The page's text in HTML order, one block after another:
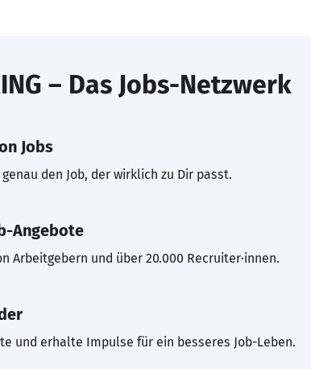
– Das Jobs-Netzwerk
Jobs
den Job, der wirklich zu Dir passt.
Angebote
Arbeitgebern und über 20.000 Recruiter·innen.
und erhalte Impulse für ein besseres Job-Leben.